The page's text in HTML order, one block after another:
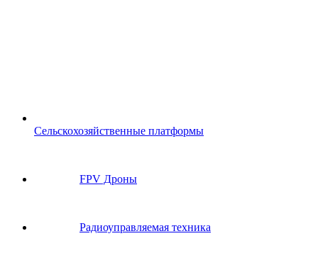
Сельскохозяйственные платформы
FPV Дроны
Радиоуправляемая техника